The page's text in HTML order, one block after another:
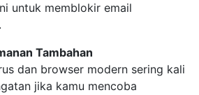
untuk memblokir email
Tambahan
dan browser modern sering kali
jika kamu mencoba